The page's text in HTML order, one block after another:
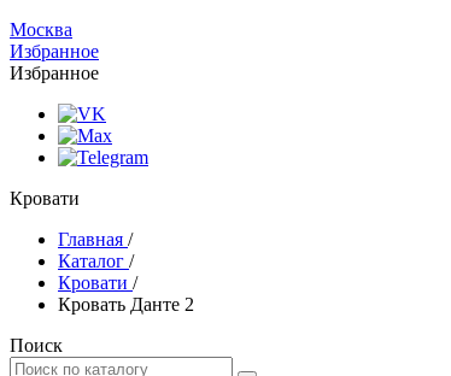
Москва
Избранное
Избранное
Кровати
Главная /
Каталог /
Кровати /
Кровать Данте 2
Поиск